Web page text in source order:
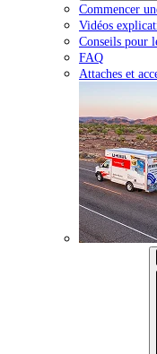
Commencer
Vidéos
Conseils pour
FAQ
Attaches et